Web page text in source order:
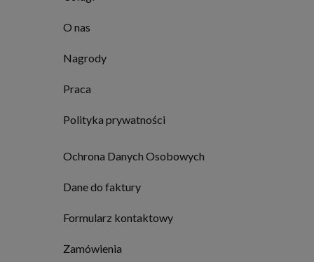
O nas
Nagrody
Praca
Polityka prywatności
Ochrona Danych Osobowych
Dane do faktury
Formularz kontaktowy
Zamówienia